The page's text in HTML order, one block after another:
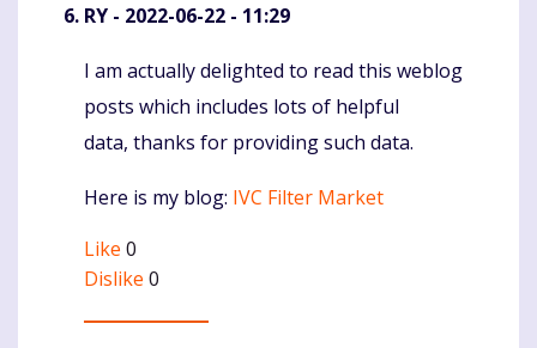
RY - 2022-06-22 - 11:29
Komentaras
I am actually delighted to read this weblog
posts which includes lots of helpful
data, thanks for providing such data.
Here is my blog: IVC Filter Market
Like 0
Dislike 0